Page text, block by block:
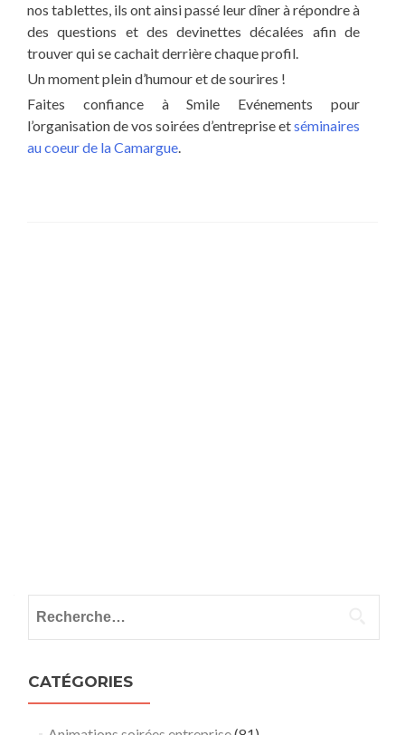
nos tablettes, ils ont ainsi passé leur dîner à répondre à
des questions et des devinettes décalées afin de
trouver qui se cachait derrière chaque profil.
Un moment plein d’humour et de sourires !
Faites confiance à Smile Evénements pour
l’organisation de vos soirées d’entreprise etséminaires
au coeur de la Camargue.
CATÉGORIES